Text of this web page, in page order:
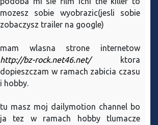
mozesz sobie wyobrazic(jesli sobie
zobaczysz trailer na google)
mam wlasna strone internetow
http://bz-rock.net46.net/ktora
dopieszczam w ramach zabicia czasu
i hobby.
tu masz moj dailymotion channel bo
ja tez w ramach hobby tlumacze